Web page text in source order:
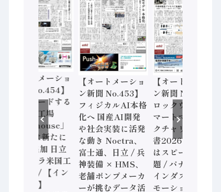
【オートメーショ
ン新聞 No.454】
世界をリードする
先進的な工場
「Lighthouse」
2026年は新たに
16工場追加 日立
ヴァンタラ米国工
場も選出/ 【イン
タビュー】
【オートメーショ
ン新聞 No.453】
フィジカルAI本格
化へ 国産AI開発
や社会実装に活発
な動き Noetra、
富士通、日立 / 兵
神装備 × HMS、
老舗ポンプメーカ
ーが挑むデータ活
【オートメーショ
ン新聞 No.452】
ロックウェル「ス
マートマニュファ
クチャリング報告
書2026」、日本
はスピード感に課
題 / パナソニック
インダストリー、
モーション事業強